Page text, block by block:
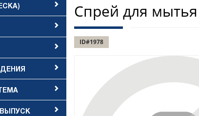
Спрей для мытья
ID#1978